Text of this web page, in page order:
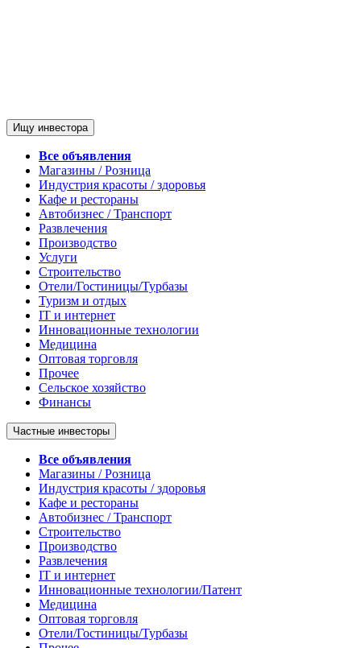
Ищу инвестора
Все объявления
Магазины / Розница
Индустрия красоты / здоровья
Кафе и рестораны
Автобизнес / Транспорт
Развлечения
Производство
Услуги
Строительство
Отели/Гостиницы/Турбазы
Туризм и отдых
IT и интернет
Инновационные технологии
Медицина
Оптовая торговля
Прочее
Сельское хозяйство
Финансы
Частные инвесторы
Все объявления
Магазины / Розница
Индустрия красоты / здоровья
Кафе и рестораны
Автобизнес / Транспорт
Строительство
Производство
Развлечения
IT и интернет
Инновационные технологии/Патент
Медицина
Оптовая торговля
Отели/Гостиницы/Турбазы